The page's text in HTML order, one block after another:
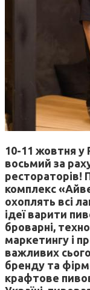
10-11 жовтня у
восьмий за
рестораторів!
комплекс
охоплять всі
ідеї варити
броварні,
маркетингу і
важливих
бренду та
крафтове